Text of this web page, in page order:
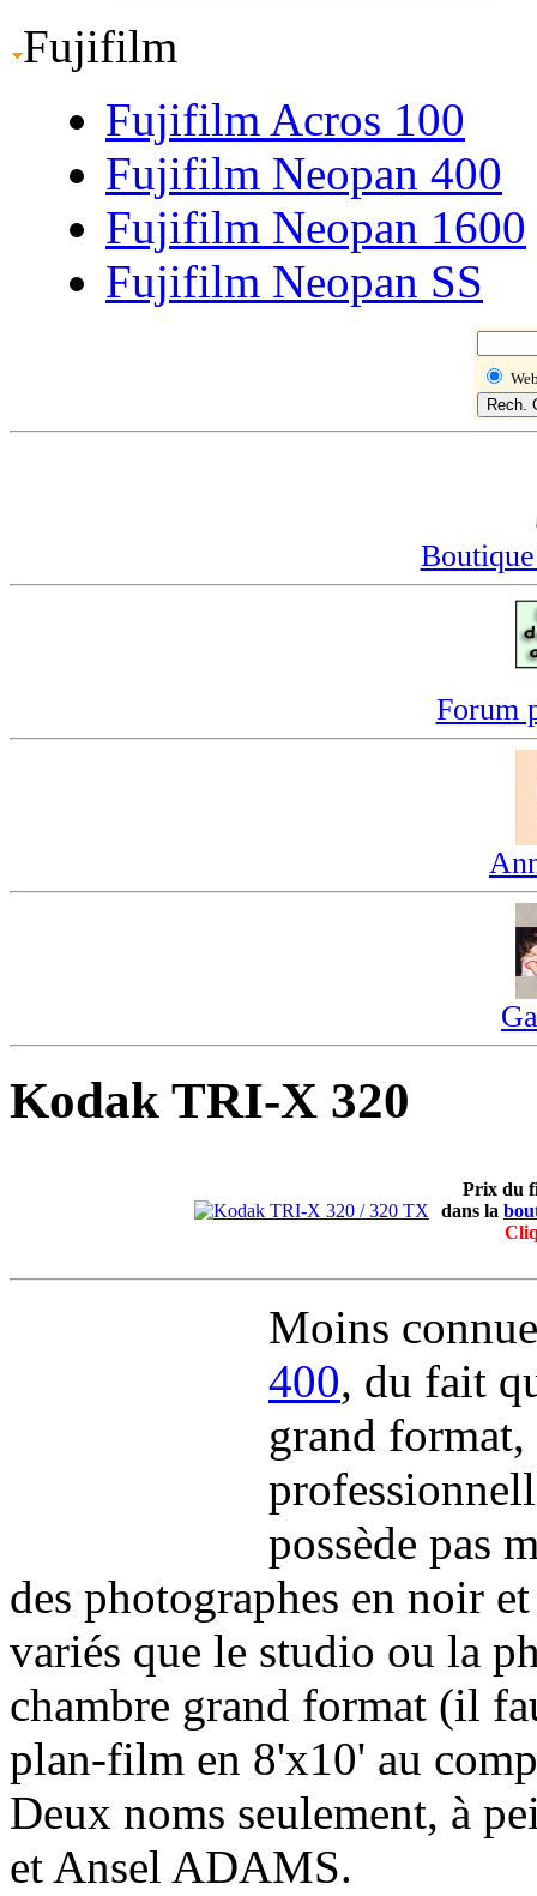
Fujifilm
Fujifilm Acros 100
Fujifilm Neopan 400
Fujifilm Neopan 1600
Fujifilm Neopan SS
Forum
Kodak TRI-X 320
Prix du
dans la
Moins
400, du fait
grand
possède pas
des photographes en noir
variés que le studio ou la
chambre grand format (il
plan-film en 8'x10' au
Deux noms seulement, à
et Ansel ADAMS.